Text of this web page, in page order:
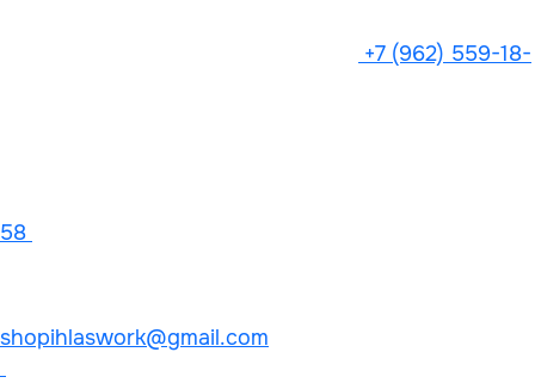
+7 (962) 559-18-
58
shopihlaswork@gmail.com